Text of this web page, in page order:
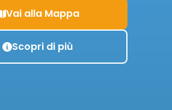
Vai alla Mappa
Scopri di più